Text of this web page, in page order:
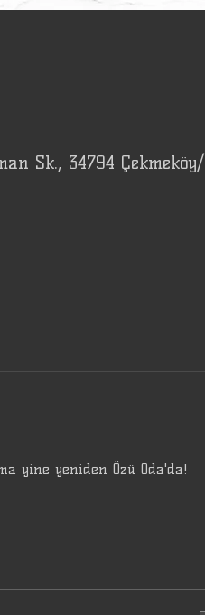
Sk., 34794 Çekmeköy/
yine yeniden Özü Oda'da!